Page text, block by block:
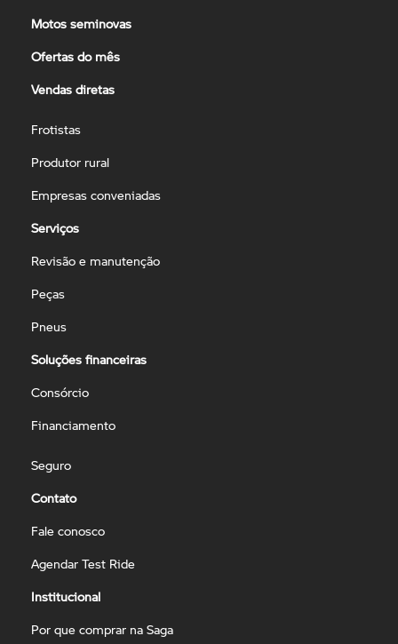
Motos seminovas
Ofertas do mês
Vendas diretas
Frotistas
Produtor rural
Empresas conveniadas
Serviços
Revisão e manutenção
Peças
Pneus
Soluções financeiras
Consórcio
Financiamento
Seguro
Contato
Fale conosco
Agendar Test Ride
Institucional
Por que comprar na Saga